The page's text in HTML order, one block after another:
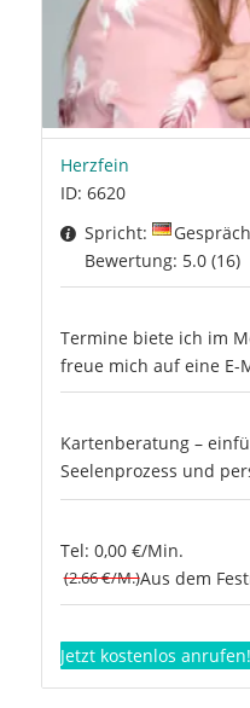
Herzfein
ID: 6620
Spricht:
Bewertung: 5.0 (16)
Termine biete ich im
freue mich auf eine E-
Kartenberatung –
Seelenprozess und
Tel: 0,00 €/Min.
(2.66 €/M.)Aus dem
Jetzt kostenlos anrufen!